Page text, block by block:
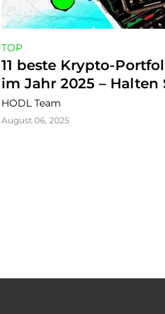
TOP
11 beste Krypto-
im Jahr 2025 – Halten
Investitionen auf Kurs
HODL Team
August 06, 2025